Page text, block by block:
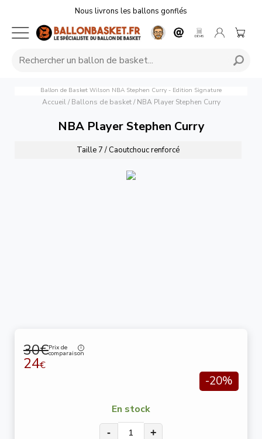
Nous livrons les ballons gonflés
Ballon de Basket Wilson NBA Stephen Curry - Edition Signature
Accueil/ Ballons de basket/ NBA Player Stephen Curry
NBA Player Stephen Curry
Taille 7 / Caoutchouc renforcé
30€Prix de
comparaison
24€
-20%
En stock
- +